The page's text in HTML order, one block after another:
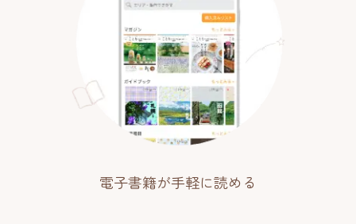
電子書籍が手軽に読める